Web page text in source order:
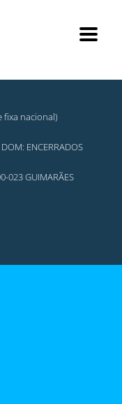
fixa nacional)
ENCERRADOS
023 GUIMARÃES